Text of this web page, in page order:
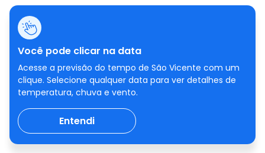
Você pode clicar na data
Acesse a previsão do tempo de São Vicente com um
clique. Selecione qualquer data para ver detalhes de
temperatura, chuva e vento.
Entendi